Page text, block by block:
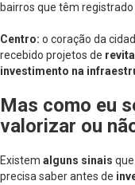
bairros que têm
Centro: o coração da
recebido projetos de
investimento na
Mas como eu
valorizar ou
Existem alguns sinais
precisa saber antes de